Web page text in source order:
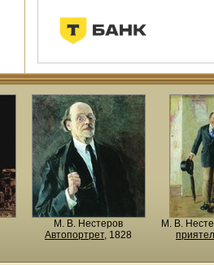
М. В. Нестеров
Автопортрет, 1828
М. В.